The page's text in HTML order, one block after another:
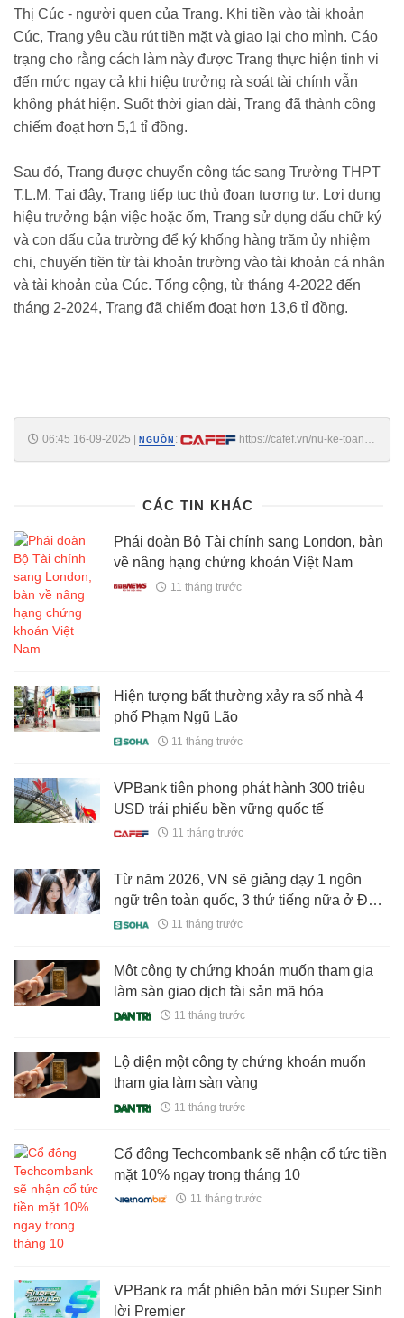
Thị Cúc - người quen của Trang. Khi tiền vào tài khoản
Cúc, Trang yêu cầu rút tiền mặt và giao lại cho mình. Cáo
trạng cho rằng cách làm này được Trang thực hiện tinh vi
đến mức ngay cả khi hiệu trưởng rà soát tài chính vẫn
không phát hiện. Suốt thời gian dài, Trang đã thành công
chiếm đoạt hơn 5,1 tỉ đồng.
Sau đó, Trang được chuyển công tác sang Trường THPT
T.L.M. Tại đây, Trang tiếp tục thủ đoạn tương tự. Lợi dụng
hiệu trưởng bận việc hoặc ốm, Trang sử dụng dấu chữ ký
và con dấu của trường để ký khống hàng trăm ủy nhiệm
chi, chuyển tiền từ tài khoản trường vào tài khoản cá nhân
và tài khoản của Cúc. Tổng cộng, từ tháng 4-2022 đến
tháng 2-2024, Trang đã chiếm đoạt hơn 13,6 tỉ đồng.
06:45 16-09-2025 | NGUỒN :
https://cafef.vn/nu-ke-toan-
CÁC TIN KHÁC
Phái đoàn Bộ Tài chính sang London, bàn
về nâng hạng chứng khoán Việt Nam
11 tháng trước
Hiện tượng bất thường xảy ra số nhà 4
phố Phạm Ngũ Lão
11 tháng trước
VPBank tiên phong phát hành 300 triệu
USD trái phiếu bền vững quốc tế
11 tháng trước
Từ năm 2026, VN sẽ giảng dạy 1 ngôn
ngữ trên toàn quốc, 3 thứ tiếng nữa ở ĐNÁ
có thể sẽ được nhân rộng
11 tháng trước
Một công ty chứng khoán muốn tham gia
làm sàn giao dịch tài sản mã hóa
11 tháng trước
Lộ diện một công ty chứng khoán muốn
tham gia làm sàn vàng
11 tháng trước
Cổ đông Techcombank sẽ nhận cổ tức tiền
mặt 10% ngay trong tháng 10
11 tháng trước
VPBank ra mắt phiên bản mới Super Sinh
lời Premier